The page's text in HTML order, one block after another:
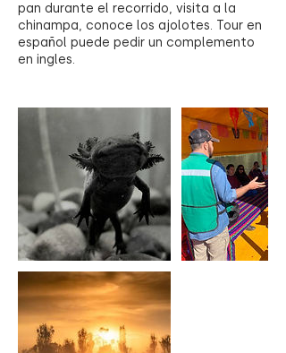
pan durante el recorrido, visita a la
chinampa, conoce los ajolotes. Tour en
español puede pedir un complemento
en ingles.